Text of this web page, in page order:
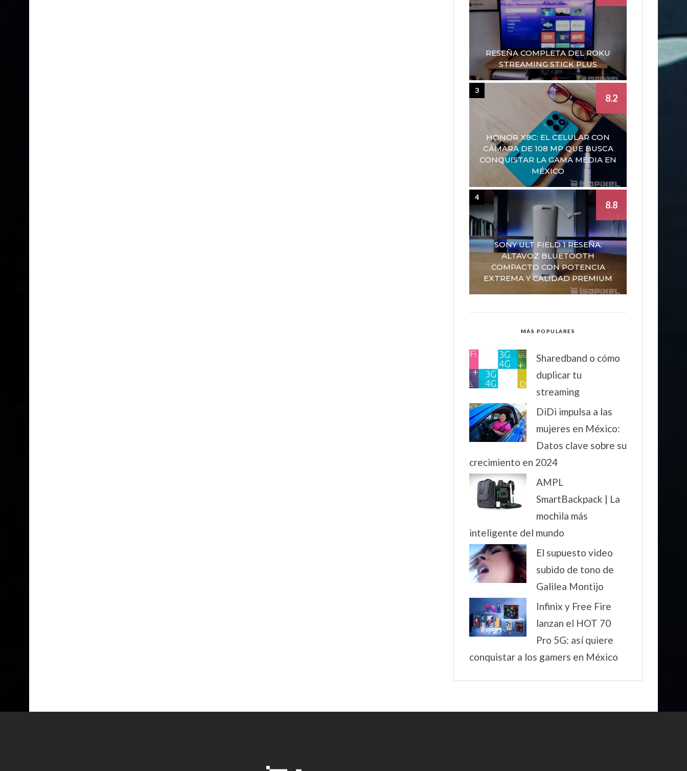
RESEÑA COMPLETA DEL ROKU
STREAMING STICK PLUS
HONOR X8C: EL CELULAR CON
CÁMARA DE 108 MP QUE BUSCA
CONQUISTAR LA GAMA MEDIA EN
MÉXICO
8.2
3
SONY ULT FIELD 1 RESEÑA:
ALTAVOZ BLUETOOTH
COMPACTO CON POTENCIA
EXTREMA Y CALIDAD PREMIUM
8.8
4
MÁS POPULARES
Sharedband o cómo
duplicar tu
streaming
DiDi impulsa a las
mujeres en México:
Datos clave sobre su
crecimiento en 2024
AMPL
SmartBackpack | La
mochila más
inteligente del mundo
El supuesto video
subido de tono de
Galilea Montijo
Infinix y Free Fire
lanzan el HOT 70
Pro 5G: así quiere
conquistar a los gamers en México